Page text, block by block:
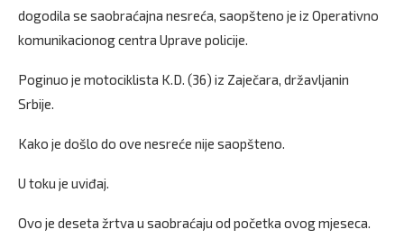
dogodila se saobraćajna nesreća, saopšteno je iz Operativno
komunikacionog centra Uprave policije.
Poginuo je motociklista K.D. (36) iz Zaječara, državljanin
Srbije.
Kako je došlo do ove nesreće nije saopšteno.
U toku je uviđaj.
Ovo je deseta žrtva u saobraćaju od početka ovog mjeseca.